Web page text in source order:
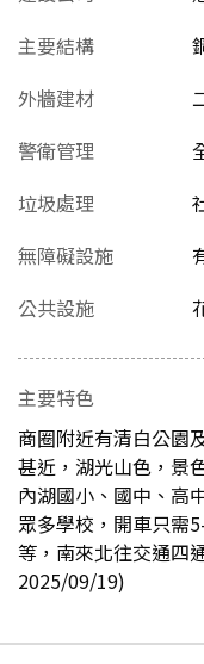
主要結構
外牆建材
警衛管理
垃圾處理
無障礙設施
公共設施
主要特色
商圈附近有清白公園
甚近，湖光山色，景
內湖國小、國中、高
眾多學校，開車只需
等，南來北往交通四
2025/09/19)